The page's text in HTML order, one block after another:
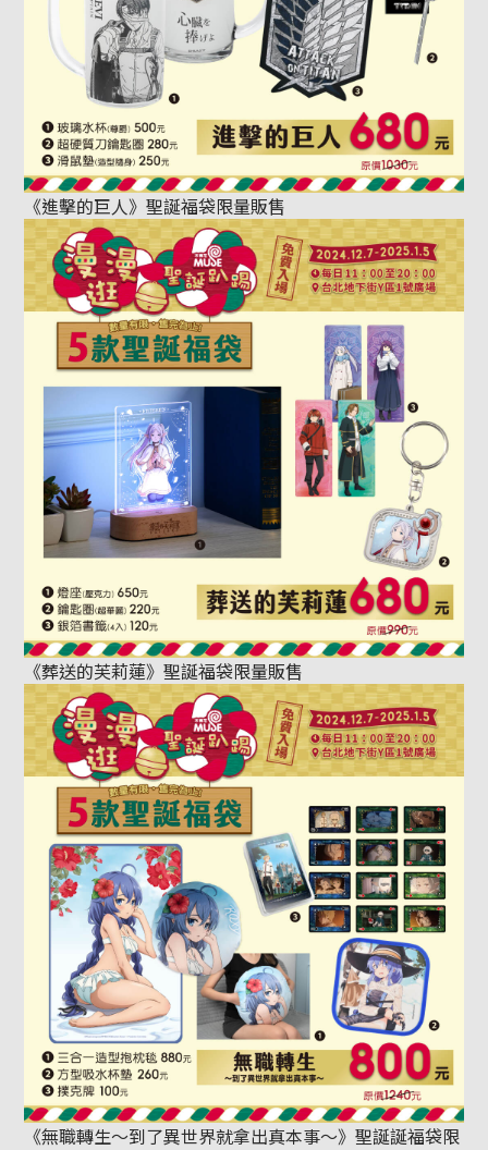
《進擊的巨人》聖誕福袋限量販售
《葬送的芙莉蓮》聖誕福袋限量販售
《無職轉生～到了異世界就拿出真本事～》聖誕誕福袋限